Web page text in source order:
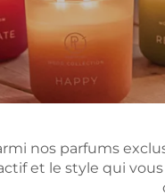
nos parfums
et le style qui